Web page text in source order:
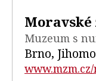
Moravské
Muzeum s
Brno,